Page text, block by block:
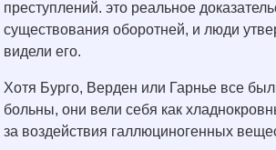
преступлений. это реальное
существования оборотней, и люди
видели его.
Хотя Бурго, Верден или Гарнье все
больны, они вели себя как
за воздействия галлюциногенных